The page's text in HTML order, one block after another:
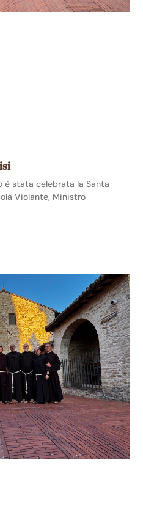
è stata celebrata la Santa
Violante, Ministro